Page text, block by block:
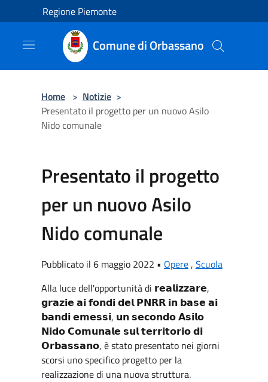
Salta al contenuto principale
Regione Piemonte
Comune di Orbassano
Home > Notizie >
Presentato il progetto per un nuovo Asilo
Nido comunale
Presentato il progetto
per un nuovo Asilo
Nido comunale
Pubblicato il 6 maggio 2022 • Opere, Scuola
Alla luce dell'opportunità di 𝗿𝗲𝗮𝗹𝗶𝘇𝘇𝗮𝗿𝗲,
𝗴𝗿𝗮𝘇𝗶𝗲 𝗮𝗶 𝗳𝗼𝗻𝗱𝗶 𝗱𝗲𝗹 𝗣𝗡𝗥𝗥 𝗶𝗻 𝗯𝗮𝘀𝗲 𝗮𝗶
𝗯𝗮𝗻𝗱𝗶 𝗲𝗺𝗲𝘀𝘀𝗶, 𝘂𝗻 𝘀𝗲𝗰𝗼𝗻𝗱𝗼 𝗔𝘀𝗶𝗹𝗼
𝗡𝗶𝗱𝗼 𝗖𝗼𝗺𝘂𝗻𝗮𝗹𝗲 𝘀𝘂𝗹 𝘁𝗲𝗿𝗿𝗶𝘁𝗼𝗿𝗶𝗼 𝗱𝗶
𝗢𝗿𝗯𝗮𝘀𝘀𝗮𝗻𝗼, è stato presentato nei giorni
scorsi uno specifico progetto per la
realizzazione di una nuova struttura.